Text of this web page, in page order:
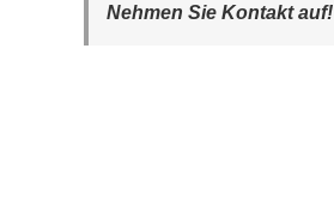
Nehmen Sie Kontakt auf!